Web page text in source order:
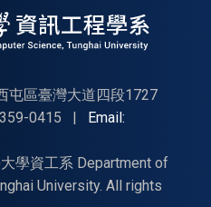
屯區臺灣大道四段1727
0415
Email:
學資工系 Department of
University. All rights